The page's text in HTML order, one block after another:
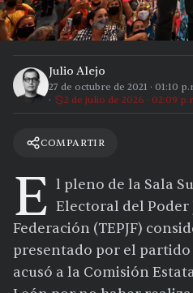
Julio Alejo
27 de octubre de 2021 · 01:10
2 de julio de 2026 · 02:09
COMPARTIR
E l pleno de la Sala
Electoral del Poder
Federación (TEPJF)
presentado por el
acusó a la Comisión